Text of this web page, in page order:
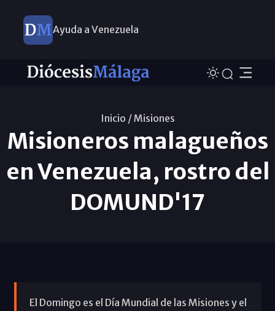
Ayuda a Venezuela
Inicio /Misiones
Misioneros malagueños
en Venezuela, rostro del
DOMUND'17
El Domingo es el Día Mundial de las Misiones y el